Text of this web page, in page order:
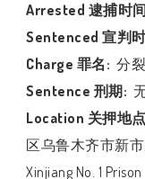
Arrested 逮捕时
Sentenced 宣判
Charge 罪名: 分
Sentence 刑期:
Location 关押地
区乌鲁木齐市新市
Xinjiang No. 1 Prison